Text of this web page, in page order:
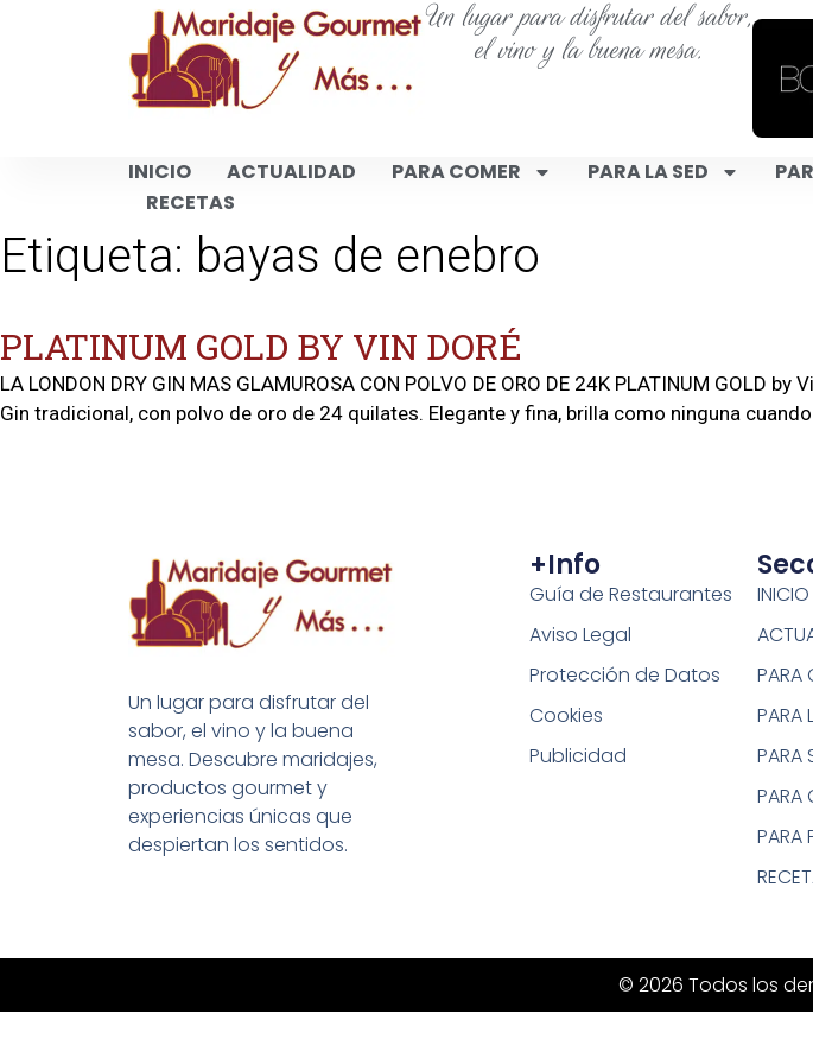
Un lugar para disfrutar del sabor,
el vino y la buena mesa.
INICIO ACTUALIDAD PARA COMER PARA LA SED
RECETAS
Etiqueta: bayas de enebro
PLATINUM GOLD BY VIN DORÉ
LA LONDON DRY GIN MAS GLAMUROSA CON POLVO DE ORO DE 24K PLATINUM
Gin tradicional, con polvo de oro de 24 quilates. Elegante y fina, brilla como ninguna
Un lugar para disfrutar del
sabor, el vino y la buena
mesa. Descubre maridajes,
productos gourmet y
experiencias únicas que
despiertan los sentidos.
+info
Guía de Restaurantes
Aviso Legal
Protección de Datos
Cookies
Publicidad
INICIO
PARA
PARA
PARA
PARA
PARA
© 2026 Todos los